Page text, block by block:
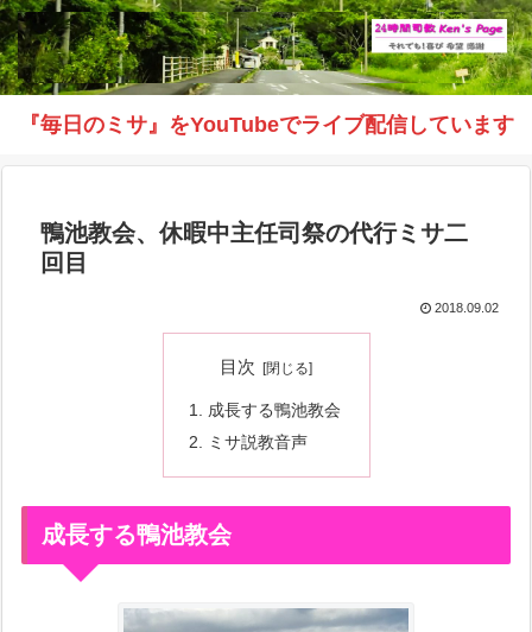
『毎日のミサ』をYouTubeでライブ配信しています
鴨池教会、休暇中主任司祭の代行ミサ二
回目
2018.09.02
目次
成長する鴨池教会
ミサ説教音声
成長する鴨池教会